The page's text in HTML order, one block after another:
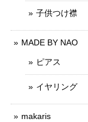
子供つけ襟
MADE BY NAO
ピアス
イヤリング
makaris